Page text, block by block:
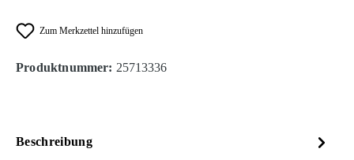
Zum Merkzettel hinzufügen
Produktnummer: 25713336
Beschreibung